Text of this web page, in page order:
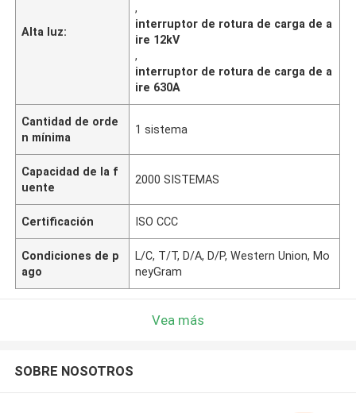
Alta luz:
,
interruptor de rotura de carga de a
ire 12kV
,
interruptor de rotura de carga de a
ire 630A
Cantidad de orde
n mínima
1 sistema
Capacidad de la f
uente
2000 SISTEMAS
Certificación ISO CCC
Condiciones de p
ago
L/C, T/T, D/A, D/P, Western Union, Mo
neyGram
Vea más
SOBRE NOSOTROS